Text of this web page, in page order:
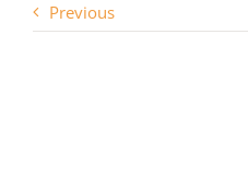
Previous